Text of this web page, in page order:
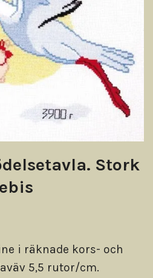
Stork
i räknade kors- och
5,5 rutor/cm.